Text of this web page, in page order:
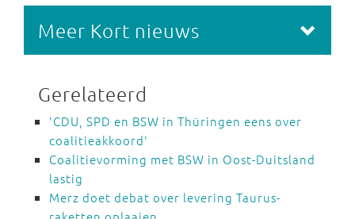
Meer Kort nieuws
Gerelateerd
'CDU, SPD en BSW in Thüringen eens over
coalitieakkoord'
Coalitievorming met BSW in Oost-Duitsland
lastig
Merz doet debat over levering Taurus-